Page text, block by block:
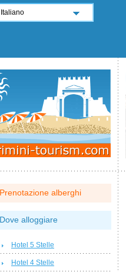
Prenotazione alberghi
Dove alloggiare
Hotel 5 Stelle
Hotel 4 Stelle
Italiano